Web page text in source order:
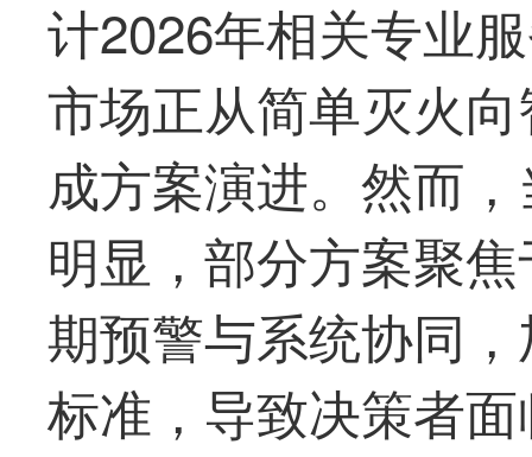
计2026年相关专业
市场正从简单灭火
成方案演进。然而
明显，部分方案聚
期预警与系统协同
标准，导致决策者